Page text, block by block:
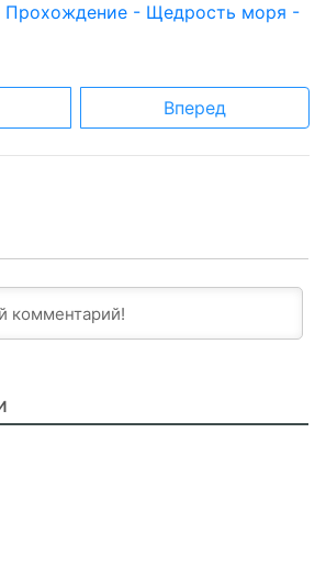
Прохождение - Щедрость моря -
Вперед